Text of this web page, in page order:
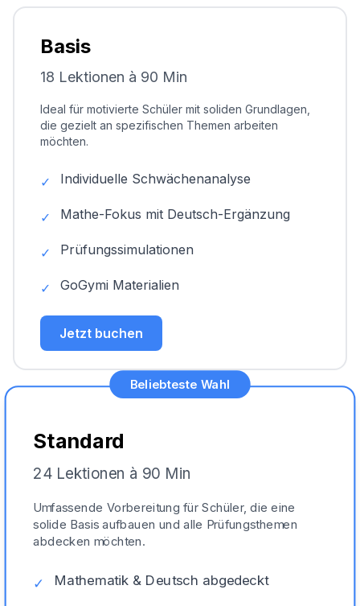
Basis
18 Lektionen à 90 Min
Ideal für motivierte Schüler mit soliden Grundlagen,
die gezielt an spezifischen Themen arbeiten
möchten.
✓ Individuelle Schwächenanalyse
✓ Mathe-Fokus mit Deutsch-Ergänzung
✓ Prüfungssimulationen
✓ GoGymi Materialien
Jetzt buchen
Beliebteste Wahl
Standard
24 Lektionen à 90 Min
Umfassende Vorbereitung für Schüler, die eine
solide Basis aufbauen und alle Prüfungsthemen
abdecken möchten.
✓ Mathematik & Deutsch abgedeckt